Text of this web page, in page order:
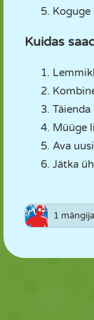
Kuidas
Müüge
Ava
Jätka
1 mängija